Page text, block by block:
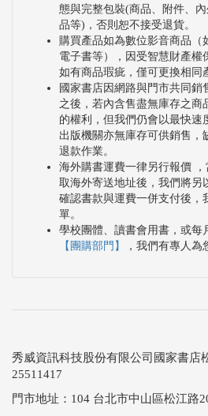
態與完整包裝(商品、附件、
品等)，否則恕不接受退貨。
購買產品如為數位影音商品（
電子書等），因受智慧財產權
如有商品瑕疵，僅可更換相同
國家書店因網路與門市共同銷
之後，若內含售盡無庫存之商
的權利，但我們仍會以最快速
出版機關亦無庫存可供銷售，
退款作業。
海外購書運費一律另行報價
取海外寄送地址後，我們將另
確認書款與運費一併支付後，
單。
學校團體、讀書會用書，或每
【團購部門】
，我們有專人為
秀威資訊科技股份有限公司國家書店
25511417
門市地址：104 台北市中山區松江路